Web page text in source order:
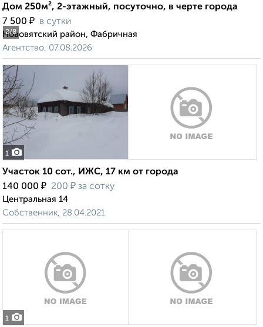
2/8
Дом 250м², 2-этажный, посуточно, в черте города
7 500 ₽ в сутки
Нововятский район, Фабричная
Агентство, 07.08.2026
1
Участок 10 сот., ИЖС, 17 км от города
140 000 ₽ 200 ₽ за сотку
Центральная 14
Собственник, 28.04.2021
1